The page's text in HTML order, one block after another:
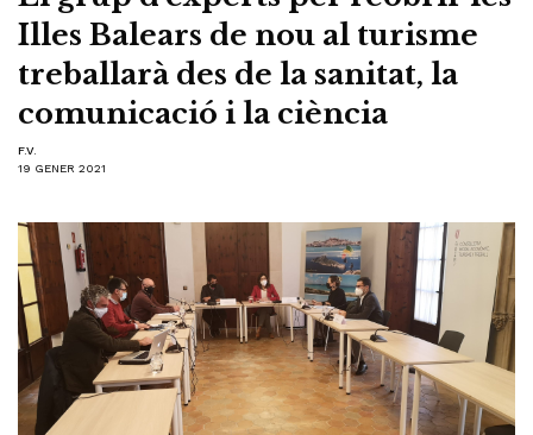
Illes Balears de nou al turisme
treballarà des de la sanitat, la
comunicació i la ciència
F.V.
19 GENER 2021